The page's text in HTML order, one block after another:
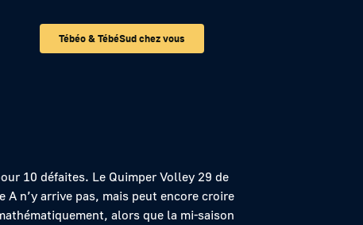
Tébéo & TébéSud chez vous
10 défaites. Le Quimper Volley 29 de
A n’y arrive pas, mais peut encore croire
alors que la mi-saison